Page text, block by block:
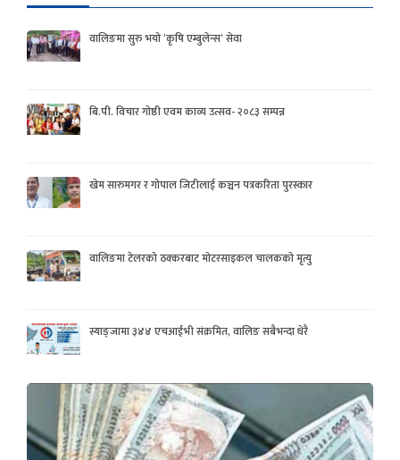
वालिङमा सुरु भयो ‘कृषि एम्बुलेन्स’ सेवा
बि.पी. विचार गोष्ठी एवम काव्य उत्सव- २०८३ सम्पन्न
खेम सारुमगर र गोपाल जिटीलाई कञ्चन पत्रकरिता पुरस्कार
वालिङमा टेलरको ठक्करबाट मोटरसाइकल चालकको मृत्यु
स्याङ्जामा ३४४ एचआईभी संक्रमित, वालिङ सबैभन्दा धेरै